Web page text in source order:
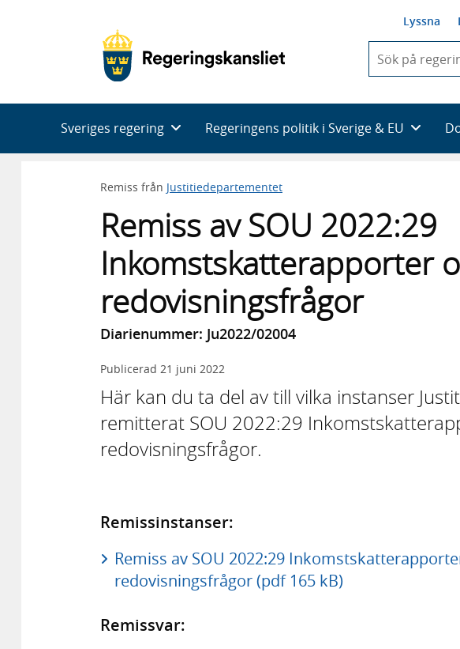
Lyssna
du
skriva
framträder
en
Sveriges regering Regeringens politik i Sverige & EU
Remiss från Justitiedepartementet
Remiss av SOU 2022:29
Inkomstskatterapporter
redovisningsfrågor
Diarienummer: Ju2022/02004
Publicerad 21 juni 2022
Här kan du ta del av till vilka instanser
remitterat SOU 2022:29
redovisningsfrågor.
Remissinstanser:
Remiss av SOU 2022:29
redovisningsfrågor (pdf 165 kB)
Remissvar: